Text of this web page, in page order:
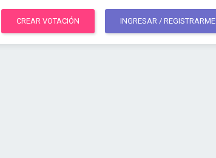
CREAR VOTACIÓN INGRESAR / REGISTRARME